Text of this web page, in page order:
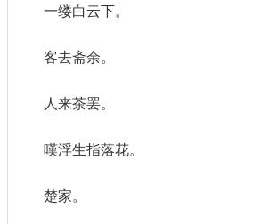
一缕白云下。
客去斋余。
人来茶罢。
嘆浮生指落花。
楚家。